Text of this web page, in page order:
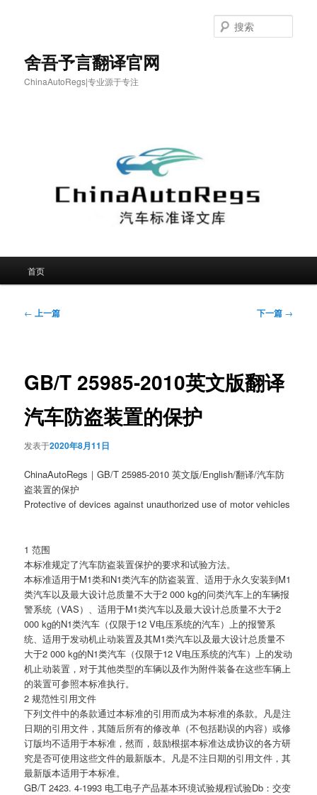
舍吾予言翻译官网
ChinaAutoRegs|专业源于专注
索
首页
文
← 上一篇 下一篇 →
GB/T 25985-2010英文版翻译
汽车防盗装置的保护
发表于2020年8月11日
ChinaAutoRegs｜GB/T 25985-2010 英文版/English/翻译/汽车防
盗装置的保护
Protective of devices against unauthorized use of motor vehicles
1 范围
本标准规定了汽车防盗装置保护的要求和试验方法。
本标准适用于M1类和N1类汽车的防盗装置、适用于永久安装到M1
类汽车以及最大设计总质量不大于2 000 kg的问类汽车上的车辆报
警系统（VAS）、适用于M1类汽车以及最大设计总质量不大于2
000 kg的N1类汽车（仅限于12 V电压系统的汽车）上的报警系
统、适用于发动机止动装置及其M1类汽车以及最大设计总质量不
大于2 000 kg的N1类汽车（仅限于12 V电压系统的汽车）上的发动
机止动装置，对于其他类型的车辆以及作为附件装备在这些车辆上
的装置可参照本标准执行。
2 规范性引用文件
下列文件中的条款通过本标准的引用而成为本标准的条款。凡是注
日期的引用文件，其随后所有的修改单（不包括勘误的内容）或修
订版均不适用于本标准，然而，鼓励根据本标准达成协议的各方研
究是否可使用这些文件的最新版本。凡是不注日期的引用文件，其
最新版本适用于本标准。
GB/T 2423. 4-1993 电工电子产品基本环境试验规程试验Db：交变